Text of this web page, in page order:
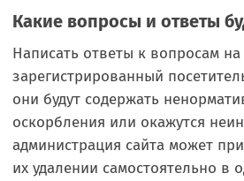
Какие вопросы и ответы
Написать ответы к вопросам
зарегистрированный
они будут содержать
оскорбления или окажутся
администрация сайта может
их удалении самостоятельно в